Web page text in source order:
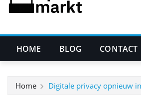
HOME BLOG CONTACT
Home Digitale privacy opnieuw